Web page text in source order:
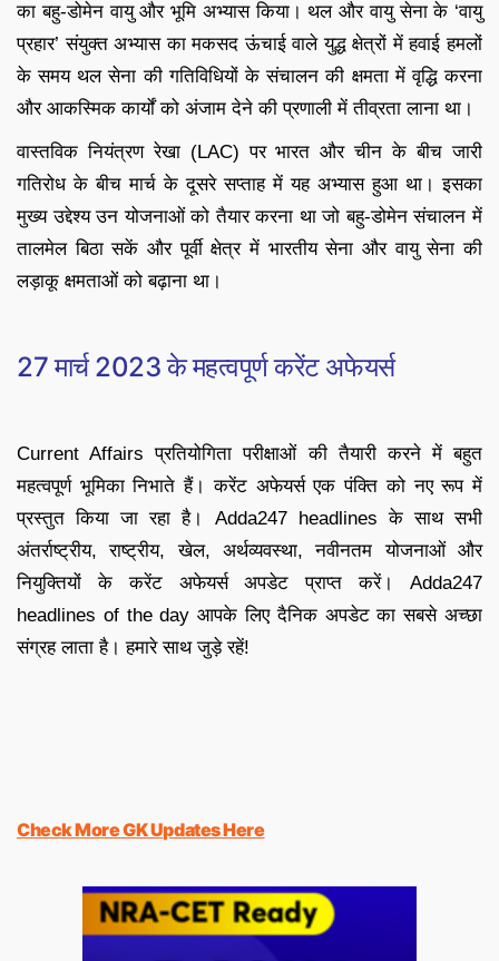
का बहु-डोमेन वायु और भूमि अभ्यास किया। थल और वायु सेना के ‘वायु
प्रहार’ संयुक्त अभ्यास का मकसद ऊंचाई वाले युद्ध क्षेत्रों में हवाई हमलों
के समय थल सेना की गतिविधियों के संचालन की क्षमता में वृद्धि करना
और आकस्मिक कार्यों को अंजाम देने की प्रणाली में तीव्रता लाना था।
वास्तविक नियंत्रण रेखा (LAC) पर भारत और चीन के बीच जारी
गतिरोध के बीच मार्च के दूसरे सप्ताह में यह अभ्यास हुआ था। इसका
मुख्य उद्देश्य उन योजनाओं को तैयार करना था जो बहु-डोमेन संचालन में
तालमेल बिठा सकें और पूर्वी क्षेत्र में भारतीय सेना और वायु सेना की
लड़ाकू क्षमताओं को बढ़ाना था।
27 मार्च 2023 के महत्वपूर्ण करेंट अफेयर्स
Current Affairs प्रतियोगिता परीक्षाओं की तैयारी करने में बहुत
महत्वपूर्ण भूमिका निभाते हैं। करेंट अफेयर्स एक पंक्ति को नए रूप में
प्रस्तुत किया जा रहा है। Adda247 headlines के साथ सभी
अंतर्राष्ट्रीय, राष्ट्रीय, खेल, अर्थव्यवस्था, नवीनतम योजनाओं और
नियुक्तियों के करेंट अफेयर्स अपडेट प्राप्त करें। Adda247
headlines of the day आपके लिए दैनिक अपडेट का सबसे अच्छा
संग्रह लाता है। हमारे साथ जुड़े रहें!
Check More GK Updates Here